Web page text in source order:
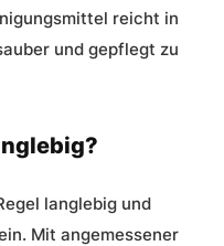
reicht in
und gepflegt zu
langlebig und
Mit angemessener